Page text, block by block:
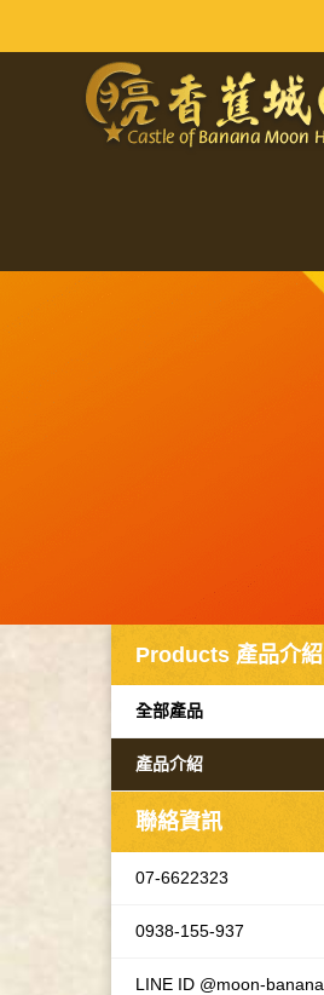
網友旗山美食推薦｜手工蛋捲禮盒
Products 產品介紹
全部產品
產品介紹
聯絡資訊
07-6622323
0938-155-937
LINE ID @moon-banana